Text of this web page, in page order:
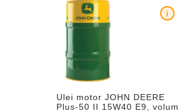
Ulei motor JOHN DEERE
Plus-50 II 15W40 E9, volum
i